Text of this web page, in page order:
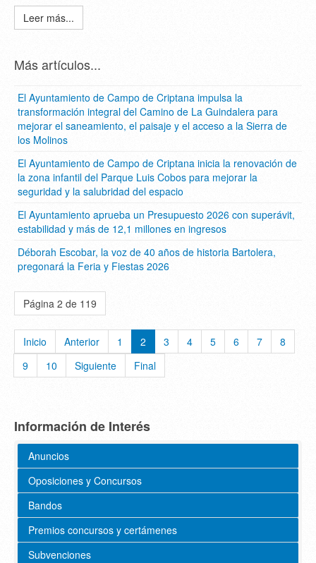
Leer más...
Más artículos...
El Ayuntamiento de Campo de Criptana impulsa la
transformación integral del Camino de La Guindalera para
mejorar el saneamiento, el paisaje y el acceso a la Sierra de
los Molinos
El Ayuntamiento de Campo de Criptana inicia la renovación de
la zona infantil del Parque Luis Cobos para mejorar la
seguridad y la salubridad del espacio
El Ayuntamiento aprueba un Presupuesto 2026 con superávit,
estabilidad y más de 12,1 millones en ingresos
Déborah Escobar, la voz de 40 años de historia Bartolera,
pregonará la Feria y Fiestas 2026
Página 2 de 119
Inicio Anterior 1 2 3 4 5 6 7
8
9
10 Siguiente Final
Información de Interés
Anuncios
Oposiciones y Concursos
Bandos
Premios concursos y certámenes
Subvenciones